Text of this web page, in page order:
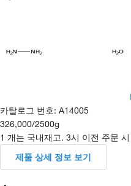
카탈로그 번호: A14005
326,000/2500g
1 개는 국내재고. 3시 이전 주문
제품 상세 정보 보기